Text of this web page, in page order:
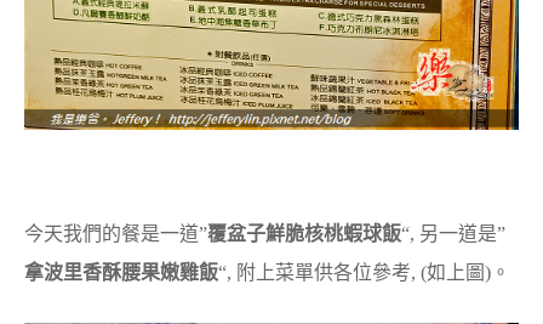
今天我們的餐是一道”覆盆子鮮脆核桃蝦球飯“, 另一道是”
拿波里香酥腰果嫩雞飯“, 附上菜單供各位參考, (如上圖)。